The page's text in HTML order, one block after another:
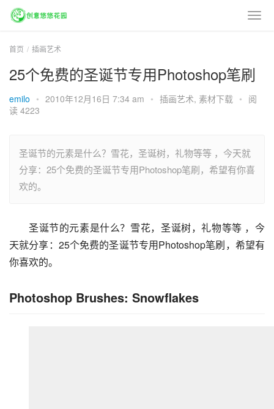
首页 插画艺术
25个免费的圣诞节专用Photoshop笔刷
emilo • 2010年12月16日 7:34 am • 插画艺术, 素材下载 • 阅
读 4223
圣诞节的元素是什么？雪花，圣诞树，礼物等等 ，今天就
分享：25个免费的圣诞节专用Photoshop笔刷，希望有你喜
欢的。
圣诞节的元素是什么？雪花，圣诞树，礼物等等 ，今
天就分享：25个免费的圣诞节专用Photoshop笔刷，希望有
你喜欢的。
Photoshop Brushes: Snowflakes